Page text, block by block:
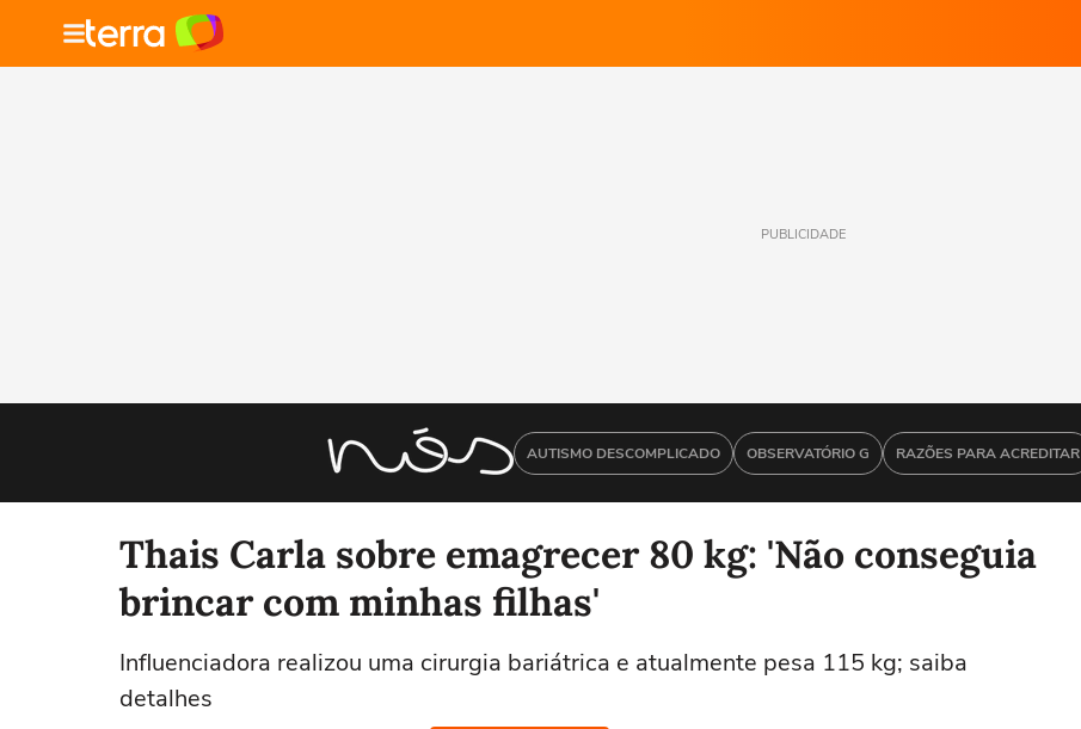
PUBLICIDADE
AUTISMO DESCOMPLICADO OBSERVATÓRIO G RAZÕES PARA ACREDITAR
Thais Carla sobre emagrecer 80 kg: 'Não conseguia
brincar com minhas filhas'
Influenciadora realizou uma cirurgia bariátrica e atualmente pesa 115 kg; saiba
detalhes